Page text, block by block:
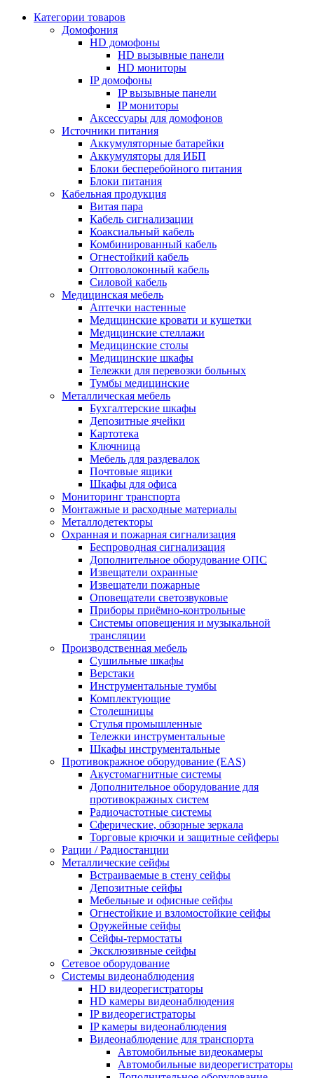
Категории товаров
Домофония
HD домофоны
HD вызывные панели
HD мониторы
IP домофоны
IP вызывные панели
IP мониторы
Аксессуары для домофонов
Источники питания
Аккумуляторные батарейки
Аккумуляторы для ИБП
Блоки бесперебойного питания
Блоки питания
Кабельная продукция
Витая пара
Кабель сигнализации
Коаксиальный кабель
Комбинированный кабель
Огнестойкий кабель
Оптоволоконный кабель
Силовой кабель
Медицинская мебель
Аптечки настенные
Медицинские кровати и кушетки
Медицинские стеллажи
Медицинские столы
Медицинские шкафы
Тележки для перевозки больных
Тумбы медицинские
Металлическая мебель
Бухгалтерские шкафы
Депозитные ячейки
Картотека
Ключница
Мебель для раздевалок
Почтовые ящики
Шкафы для офиса
Мониторинг транспорта
Монтажные и расходные материалы
Металлодетекторы
Охранная и пожарная сигнализация
Беспроводная сигнализация
Дополнительное оборудование ОПС
Извещатели охранные
Извещатели пожарные
Оповещатели светозвуковые
Приборы приёмно-контрольные
Системы оповещения и музыкальной
трансляции
Производственная мебель
Cушильные шкафы
Верстаки
Инструментальные тумбы
Комплектующие
Столешницы
Стулья промышленные
Тележки инструментальные
Шкафы инструментальные
Противокражное оборудование (EAS)
Акустомагнитные системы
Дополнительное оборудование для
противокражных систем
Радиочастотные системы
Сферические, обзорные зеркала
Торговые крючки и защитные сейферы
Рации / Радиостанции
Металлические сейфы
Встраиваемые в стену сейфы
Депозитные сейфы
Мебельные и офисные сейфы
Огнестойкие и взломостойкие сейфы
Оружейные сейфы
Сейфы-термостаты
Эксклюзивные сейфы
Сетевое оборудование
Системы видеонаблюдения
HD видеорегистраторы
HD камеры видеонаблюдения
IP видеорегистраторы
IP камеры видеонаблюдения
Видеонаблюдение для транспорта
Автомобильные видеокамеры
Автомобильные видеорегистраторы